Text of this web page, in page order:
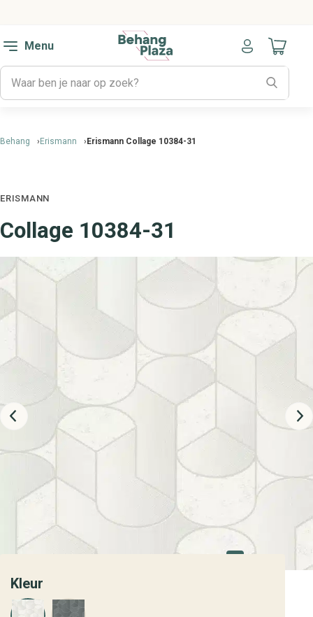
Menu
Naar
Behang Erismann Erismann Collage 10384-31
ERISMANN
Collage 10384-31
Kleur